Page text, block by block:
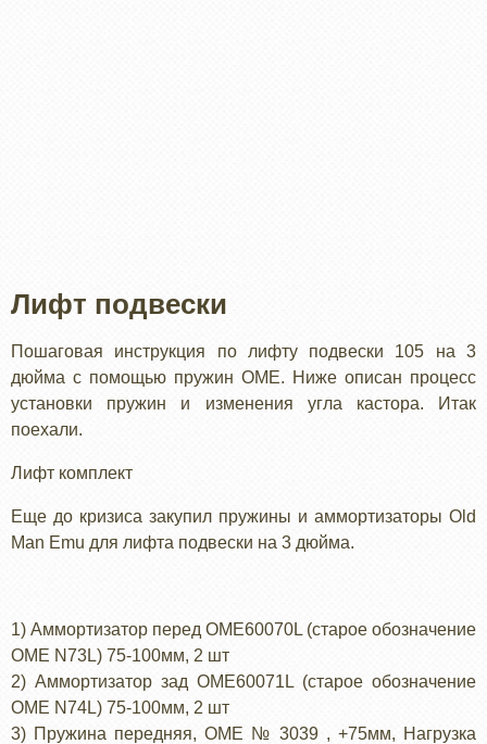
Лифт подвески
Пошаговая инструкция по лифту подвески 105 на 3
дюйма с помощью пружин OME. Ниже описан процесс
установки пружин и изменения угла кастора. Итак
поехали.
Лифт комплект
Еще до кризиса закупил пружины и аммортизаторы Old
Man Emu для лифта подвески на 3 дюйма.
1) Аммортизатор перед OME60070L (старое обозначение
OME N73L) 75-100мм, 2 шт
2) Аммортизатор зад OME60071L (старое обозначение
OME N74L) 75-100мм, 2 шт
3) Пружина передняя, OME № 3039 , +75мм, Нагрузка